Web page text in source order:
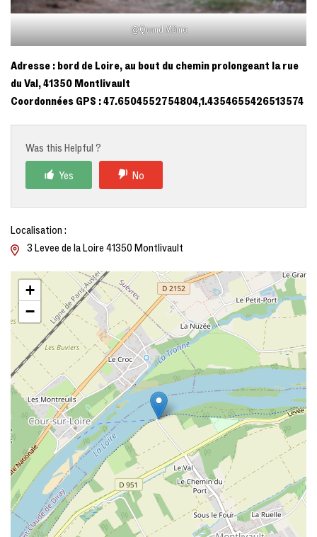
@Quand Même
Adresse : bord de Loire, au bout du chemin prolongeant la rue
du Val, 41350 Montlivault
Coordonnées GPS : 47.6504552754804,1.4354655426513574
Was this Helpful ?
Yes
No
Localisation :
3 Levee de la Loire 41350 Montlivault
+
−